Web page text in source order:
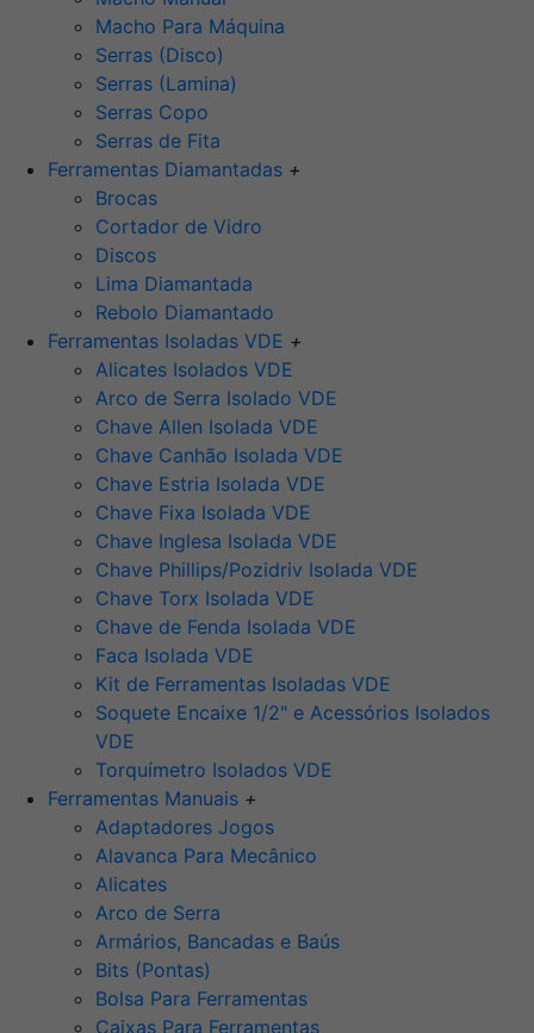
Macho Para Máquina
Serras (Disco)
Serras (Lamina)
Serras Copo
Serras de Fita
Ferramentas Diamantadas +
Brocas
Cortador de Vidro
Discos
Lima Diamantada
Rebolo Diamantado
Ferramentas Isoladas VDE +
Alicates Isolados VDE
Arco de Serra Isolado VDE
Chave Allen Isolada VDE
Chave Canhão Isolada VDE
Chave Estria Isolada VDE
Chave Fixa Isolada VDE
Chave Inglesa Isolada VDE
Chave Phillips/Pozidriv Isolada VDE
Chave Torx Isolada VDE
Chave de Fenda Isolada VDE
Faca Isolada VDE
Kit de Ferramentas Isoladas VDE
Soquete Encaixe 1/2" e Acessórios Isolados
VDE
Torquímetro Isolados VDE
Ferramentas Manuais +
Adaptadores Jogos
Alavanca Para Mecânico
Alicates
Arco de Serra
Armários, Bancadas e Baús
Bits (Pontas)
Bolsa Para Ferramentas
Caixas Para Ferramentas